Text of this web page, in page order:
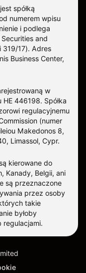
spółką
numerem wpisu
i podlega
and
319/17). Adres
Business Center,
w
ΗΕ 446198. Spółka
regulacyjnemu
(numer
Makedonos 8,
Limassol, Cypr.
kierowane do
Kanady, Belgii, ani
są przeznaczone
przez osoby
takie
byłoby
regulacjami.